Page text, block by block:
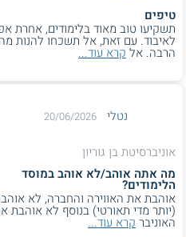
טיפים
תשקיעו טוב מאוד בלימודים, אחרת
לאיבוד. עם זאת, אל תשכחו להנות
הרבה. אל קרא עוד...
נטלי 20/06/2026
אוניברסיטת בן גוריון
מה אתה אוהב/לא אוהב במוסד
הלימודים?
אוהבת את האווירה והחברה, לא
(יותר מדי תאורטי) בנוסף לא אוהבת
האוניבר קרא עוד...